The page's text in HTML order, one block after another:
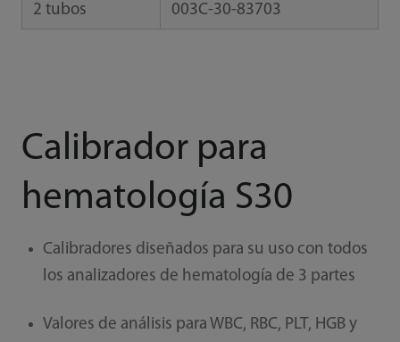
2 tubos 003C-30-83703
Calibrador para
hematología S30
Calibradores diseñados para su uso con todos
los analizadores de hematología de 3 partes
Valores de análisis para WBC, RBC, PLT, HGB y